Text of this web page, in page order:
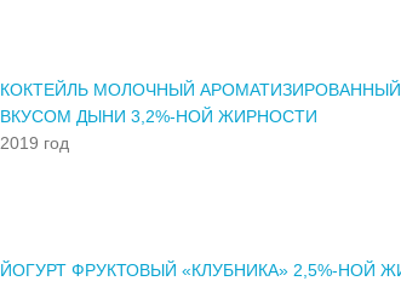
КОКТЕЙЛЬ МОЛОЧНЫЙ
ВКУСОМ ДЫНИ 3,2%-НОЙ ЖИРНОСТИ
2019 год
ЙОГУРТ ФРУКТОВЫЙ «КЛУБНИКА» 2,5%-НОЙ